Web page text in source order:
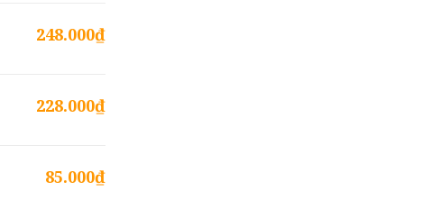
248.000₫
228.000₫
85.000₫